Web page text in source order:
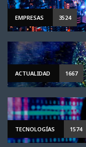
EMPRESAS 3524
ACTUALIDAD 1667
TECNOLOGÍAS 1574